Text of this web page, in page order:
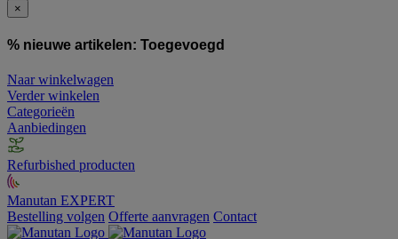
×
% nieuwe artikelen: Toegevoegd
Naar winkelwagen
Verder winkelen
Categorieën
Aanbiedingen
Refurbished producten
Manutan EXPERT
Bestelling volgen Offerte aanvragen Contact